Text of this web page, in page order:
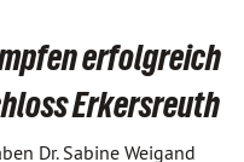
erfolgreich
Erkersreuth
Dr. Sabine Weigand